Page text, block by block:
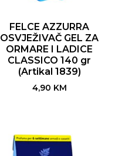
FELCE AZZURRA
OSVJEŽIVAČ GEL ZA
ORMARE I LADICE
CLASSICO 140 gr
(Artikal 1839)
4,90 KM